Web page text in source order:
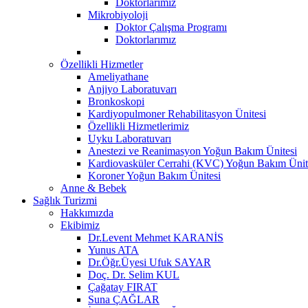
Mikrobiyoloji
Doktor Çalışma Programı
Doktorlarımız
Özellikli Hizmetler
Ameliyathane
Anjiyo Laboratuvarı
Bronkoskopi
Kardiyopulmoner Rehabilitasyon Ünitesi
Özellikli Hizmetlerimiz
Uyku Laboratuvarı
Anestezi ve Reanimasyon Yoğun Bakım Ünitesi
Kardiovasküler Cerrahi (KVC) Yoğun Bakım
Koroner Yoğun Bakım Ünitesi
Anne & Bebek
Sağlık Turizmi
Hakkımızda
Ekibimiz
Dr.Levent Mehmet KARANİS
Yunus ATA
Dr.Öğr.Üyesi Ufuk SAYAR
Doç. Dr. Selim KUL
Çağatay FIRAT
Suna ÇAĞLAR